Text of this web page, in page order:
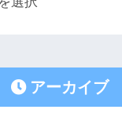
アーカイブ